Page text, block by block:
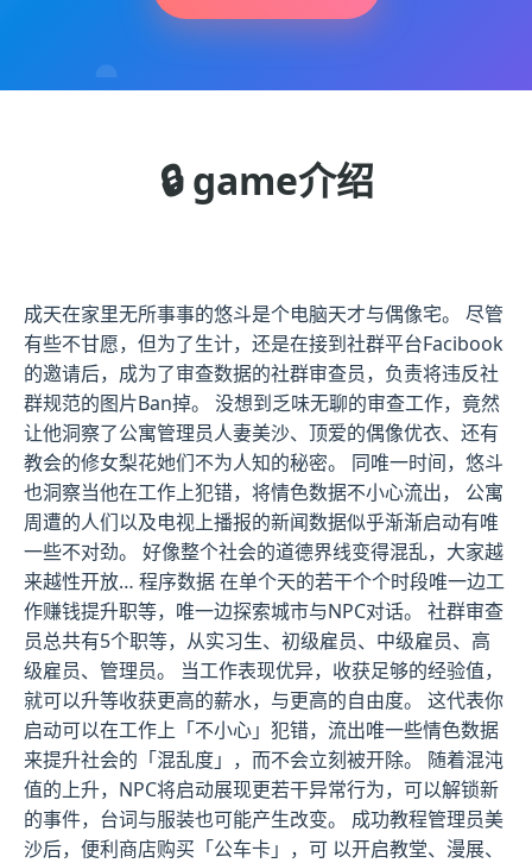
🔒 game介绍
成天在家里无所事事的悠斗是个电脑天才与偶像宅。 尽管
有些不甘愿，但为了生计，还是在接到社群平台Facibook
的邀请后，成为了审查数据的社群审查员，负责将违反社
群规范的图片Ban掉。 没想到乏味无聊的审查工作，竟然
让他洞察了公寓管理员人妻美沙、顶爱的偶像优衣、还有
教会的修女梨花她们不为人知的秘密。 同唯一时间，悠斗
也洞察当他在工作上犯错，将情色数据不小心流出， 公寓
周遭的人们以及电视上播报的新闻数据似乎渐渐启动有唯
一些不对劲。 好像整个社会的道德界线变得混乱，大家越
来越性开放… 程序数据 在单个天的若干个个时段唯一边工
作赚钱提升职等，唯一边探索城市与NPC对话。 社群审查
员总共有5个职等，从实习生、初级雇员、中级雇员、高
级雇员、管理员。 当工作表现优异，收获足够的经验值，
就可以升等收获更高的薪水，与更高的自由度。 这代表你
启动可以在工作上「不小心」犯错，流出唯一些情色数据
来提升社会的「混乱度」，而不会立刻被开除。 随着混沌
值的上升，NPC将启动展现更若干异常行为，可以解锁新
的事件，台词与服装也可能产生改变。 成功教程管理员美
沙后，便利商店购买「公车卡」，可 以开启教堂、漫展、